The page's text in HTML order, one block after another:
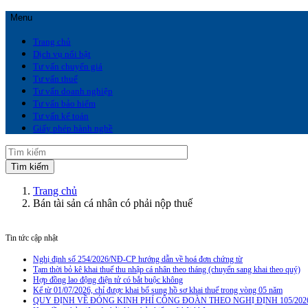
Menu
Trang chủ
Dịch vụ nổi bật
Tư vấn chuyển giá
Tư vấn thuế
Tư vấn doanh nghiệp
Tư vấn bảo hiểm
Tư vấn kế toán
Giấy phép hành nghề
Trang chủ
Bán tài sản cá nhân có phải nộp thuế
Tin tức cập nhật
Nghị định số 254/2026/NĐ-CP hướng dẫn về hoá đơn chứng từ
Tạm thời bỏ kê khai thuế thu nhập cá nhân theo tháng (chuyển sang khai theo quý)
Hợp đồng lao động điện tử có bắt buộc không
Kể từ 01/07/2026, chỉ được khai bổ sung hồ sơ khai thuế trong vòng 05 năm
QUY ĐỊNH VỀ ĐÓNG KINH PHÍ CÔNG ĐOÀN THEO NGHỊ ĐỊNH 105/